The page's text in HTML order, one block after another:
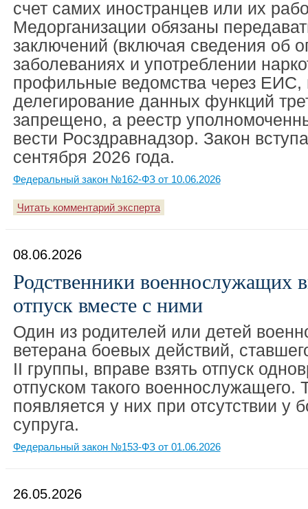
счет самих иностранцев или их
Медорганизации обязаны
заключений (включая сведения об
заболеваниях и употреблении
профильные ведомства через ЕИС,
делегирование данных функций
запрещено, а реестр
вести Росздравнадзор. Закон
сентября 2026 года.
Федеральный закон №162-ФЗ от 10.06.2026
Читать комментарий эксперта
08.06.2026
Родственники военнослужащих
отпуск вместе с ними
Один из родителей или детей
ветерана боевых действий,
II группы, вправе взять отпуск
отпуском такого военнослужащего.
появляется у них при отсутствии у
супруга.
Федеральный закон №153-ФЗ от 01.06.2026
26.05.2026